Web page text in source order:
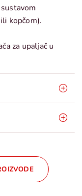
kopčom).
za upaljač u